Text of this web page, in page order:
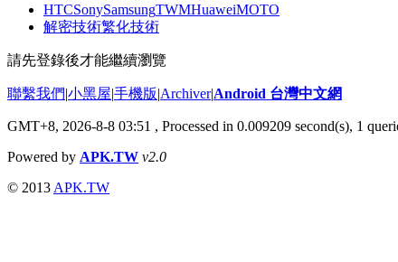
HTCSonySamsungTWMHuaweiMOTO
解密技術繁化技術
請先登錄後才能繼續瀏覽
聯繫我們|小黑屋|手機版|Archiver|Android 台灣中文網
GMT+8, 2026-8-8 03:51 , Processed in 0.009209 second(s), 1
Powered by APK.TW v2.0
© 2013 APK.TW